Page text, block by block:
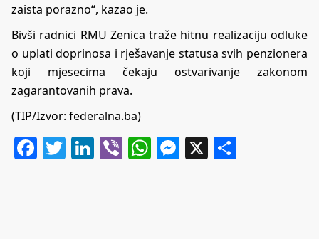
zaista porazno“, kazao je.
Bivši radnici RMU Zenica traže hitnu realizaciju odluke
o uplati doprinosa i rješavanje statusa svih penzionera
koji mjesecima čekaju ostvarivanje zakonom
zagarantovanih prava.
(TIP/Izvor: federalna.ba)
Facebook
Twitter
LinkedIn
ViberWhatsApp
Messenger
X